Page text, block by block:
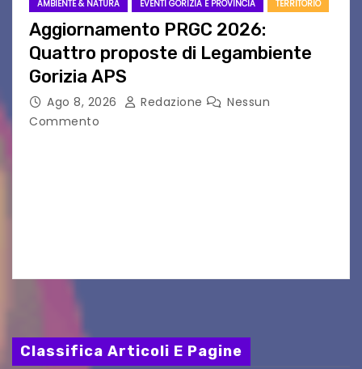
AMBIENTE & NATURA EVENTI GORIZIA E PROVINCIA TERRITORIO
Aggiornamento PRGC 2026:
Quattro proposte di Legambiente
Gorizia APS
Ago 8, 2026 Redazione
Nessun
Commento
Classifica Articoli E Pagine